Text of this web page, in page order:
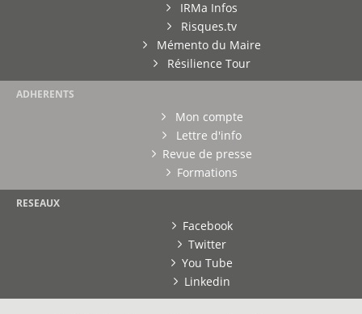
IRMa Infos
Risques.tv
Mémento du Maire
Résilience Tour
ADHERENTS
Mon compte
Lettre d'info
Revue de presse
Formations
RESEAUX
Facebook
Twitter
You Tube
Linkedin